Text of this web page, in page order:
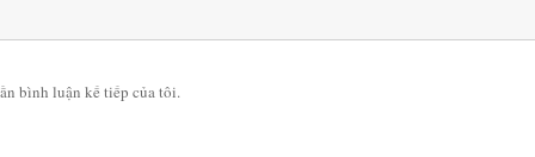
bình luận kế tiếp của tôi.